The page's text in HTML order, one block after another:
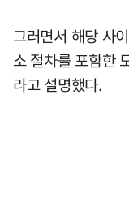
그러면서 해당 사
소 절차를 포함한
라고 설명했다.